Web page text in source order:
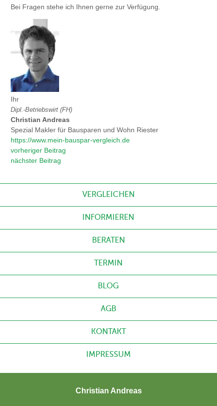
Bei Fragen stehe ich Ihnen gerne zur Verfügung.
Ihr
Dipl.-Betriebswirt (FH)
Christian Andreas
Spezial Makler für Bausparen und Wohn Riester
https://www.mein-bauspar-vergleich.de
vorheriger Beitrag
nächster Beitrag
VERGLEICHEN
INFORMIEREN
BERATEN
TERMIN
BLOG
AGB
KONTAKT
IMPRESSUM
Christian Andreas